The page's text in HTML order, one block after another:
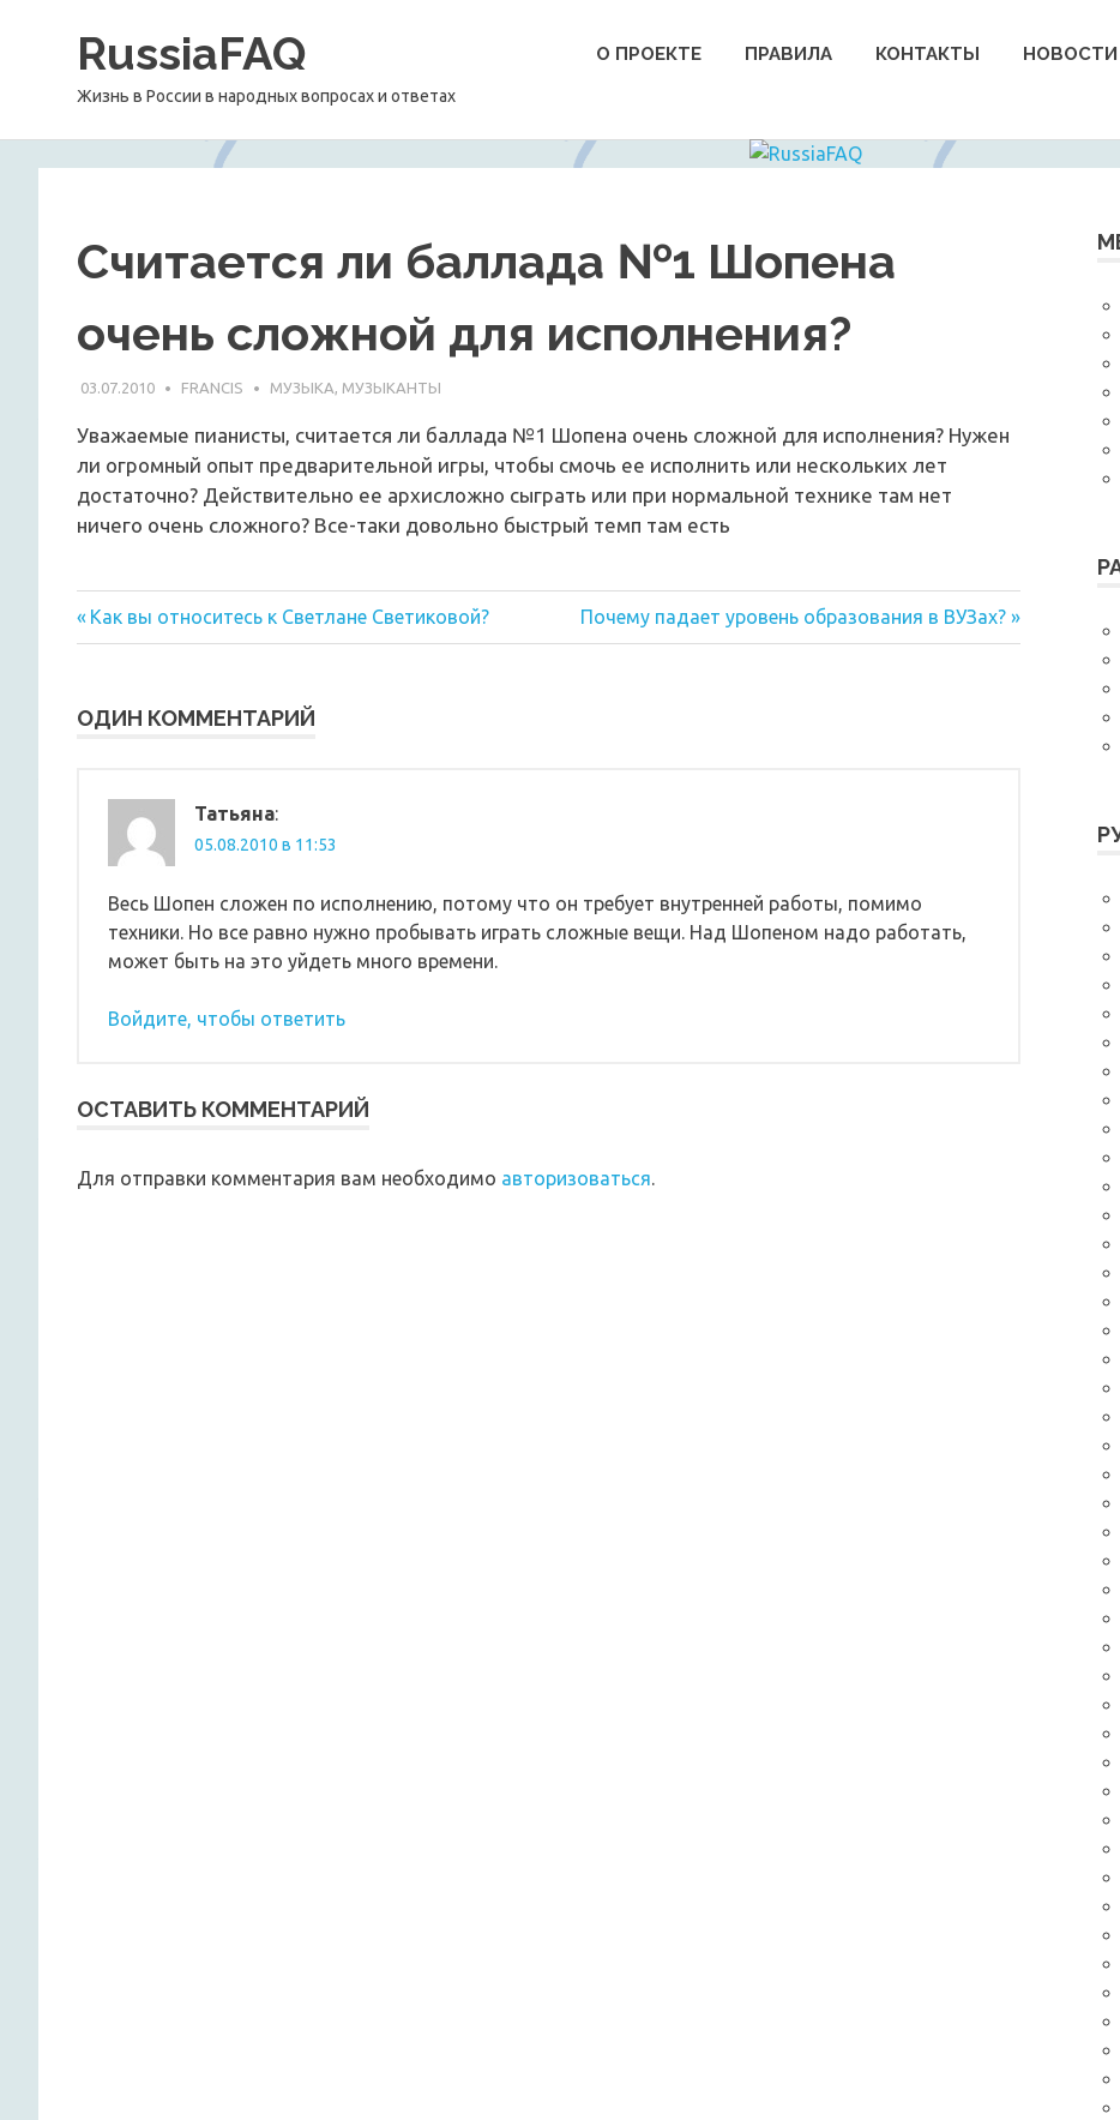
содержимомуRussiaFAQ
Жизнь в России в народных вопросах и ответах
О ПРОЕКТЕ ПРАВИЛА КОНТАКТЫ НОВОСТИ
Считается ли баллада №1 Шопена
очень сложной для исполнения?
03.07.2010 FRANCIS МУЗЫКА, МУЗЫКАНТЫ
Уважаемые пианисты, считается ли баллада №1 Шопена очень сложной для исполнения? Нужен
ли огромный опыт предварительной игры, чтобы смочь ее исполнить или нескольких лет
достаточно? Действительно ее архисложно сыграть или при нормальной технике там нет
ничего очень сложного? Все-таки довольно быстрый темп там есть
Навигация
записям
Предыдущая
запись:
Как вы относитесь к Светлане Светиковой?
Следующая
запись:
Почему падает уровень образования в ВУЗах?
ОДИН КОММЕНТАРИЙ
Татьяна:
05.08.2010 в 11:53
Весь Шопен сложен по исполнению, потому что он требует внутренней работы, помимо
техники. Но все равно нужно пробывать играть сложные вещи. Над Шопеном надо работать,
может быть на это уйдеть много времени.
Войдите, чтобы ответить
ОСТАВИТЬ КОММЕНТАРИЙ
Для отправки комментария вам необходимо авторизоваться.